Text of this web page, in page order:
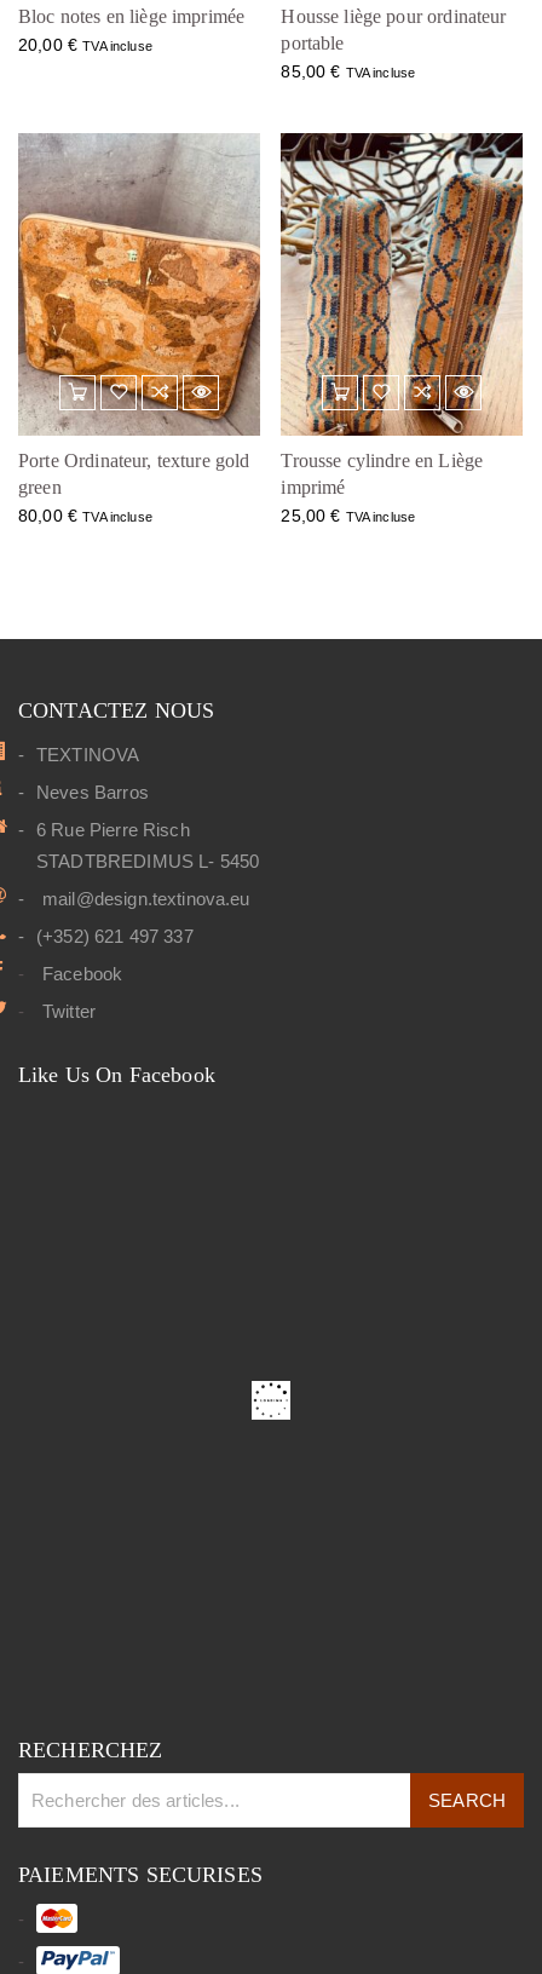
Bloc notes en liège imprimée
20,00 € TVA incluse
Housse liège pour ordinateur
portable
85,00€ TVA incluse
Porte Ordinateur, texture gold
green
80,00 € TVA incluse
Trousse cylindre en Liège
imprimé
25,00€ TVA incluse
CONTACTEZ NOUS
TEXTINOVA
Neves Barros
6 Rue Pierre Risch
STADTBREDIMUS L- 5450
mail@design.textinova.eu
(+352) 621 497 337
Facebook
Twitter
Like Us On Facebook
RECHERCHEZ
PAIEMENTS SECURISES